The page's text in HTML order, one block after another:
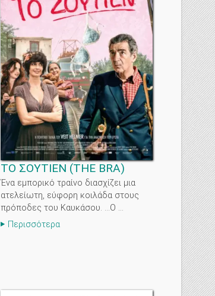
ΤΟ ΣΟΥΤΙΕΝ (THE BRA)
Ένα εμπορικό τραίνο διασχίζει μια
ατελείωτη, εύφορη κοιλάδα στους
πρόποδες του Καυκάσου. ...Ο ...
Περισσότερα